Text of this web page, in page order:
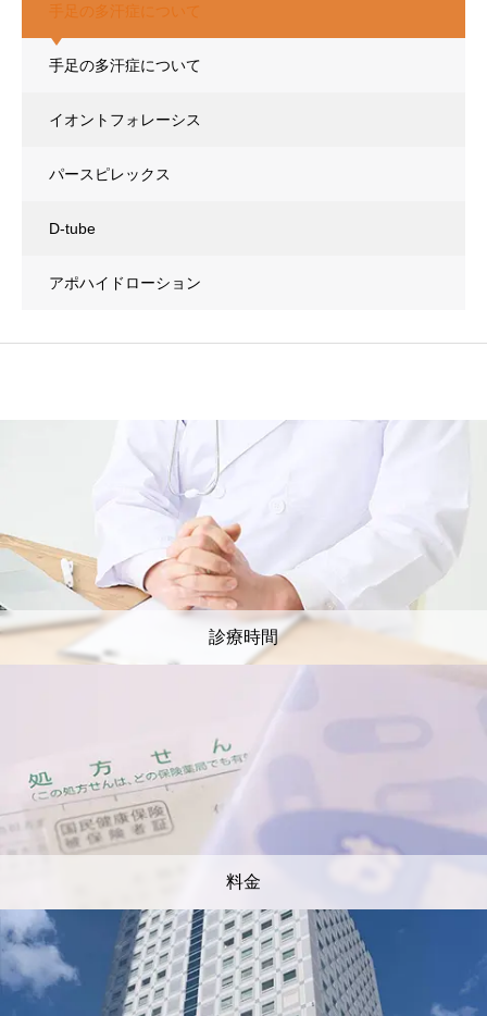
手足の多汗症について
手足の多汗症について
イオントフォレーシス
パースピレックス
D-tube
アポハイドローション
診療時間
料金